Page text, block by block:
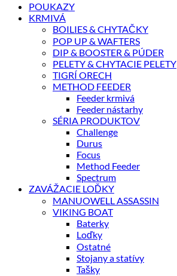
POUKAZY
KRMIVÁ
BOILIES & CHYTAČKY
POP UP & WAFTERS
DIP & BOOSTER & PÚDER
PELETY & CHYTACIE PELETY
TIGRÍ ORECH
METHOD FEEDER
Feeder krmivá
Feeder nástarhy
SÉRIA PRODUKTOV
Challenge
Durus
Focus
Method Feeder
Spectrum
ZAVÁŽACIE LOĎKY
MANUOWELL ASSASSIN
VIKING BOAT
Baterky
Loďky
Ostatné
Stojany a statívy
Tašky